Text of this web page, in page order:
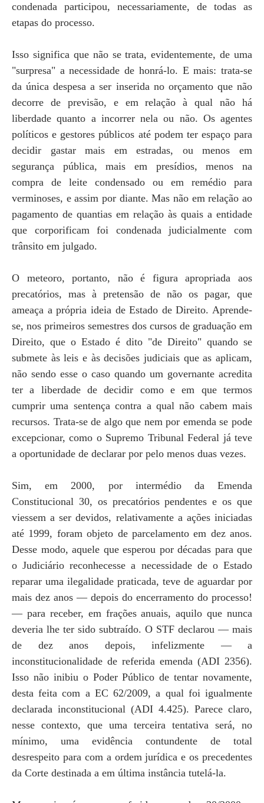
condenada participou, necessariamente, de todas as
etapas do processo.
Isso significa que não se trata, evidentemente, de uma
"surpresa" a necessidade de honrá-lo. E mais: trata-se
da única despesa a ser inserida no orçamento que não
decorre de previsão, e em relação à qual não há
liberdade quanto a incorrer nela ou não. Os agentes
políticos e gestores públicos até podem ter espaço para
decidir gastar mais em estradas, ou menos em
segurança pública, mais em presídios, menos na
compra de leite condensado ou em remédio para
verminoses, e assim por diante. Mas não em relação ao
pagamento de quantias em relação às quais a entidade
que corporificam foi condenada judicialmente com
trânsito em julgado.
O meteoro, portanto, não é figura apropriada aos
precatórios, mas à pretensão de não os pagar, que
ameaça a própria ideia de Estado de Direito. Aprende-
se, nos primeiros semestres dos cursos de graduação em
Direito, que o Estado é dito "de Direito" quando se
submete às leis e às decisões judiciais que as aplicam,
não sendo esse o caso quando um governante acredita
ter a liberdade de decidir como e em que termos
cumprir uma sentença contra a qual não cabem mais
recursos. Trata-se de algo que nem por emenda se pode
excepcionar, como o Supremo Tribunal Federal já teve
a oportunidade de declarar por pelo menos duas vezes.
Sim, em 2000, por intermédio da Emenda
Constitucional 30, os precatórios pendentes e os que
viessem a ser devidos, relativamente a ações iniciadas
até 1999, foram objeto de parcelamento em dez anos.
Desse modo, aquele que esperou por décadas para que
o Judiciário reconhecesse a necessidade de o Estado
reparar uma ilegalidade praticada, teve de aguardar por
mais dez anos — depois do encerramento do processo!
— para receber, em frações anuais, aquilo que nunca
deveria lhe ter sido subtraído. O STF declarou — mais
de dez anos depois, infelizmente — a
inconstitucionalidade de referida emenda (ADI 2356).
Isso não inibiu o Poder Público de tentar novamente,
desta feita com a EC 62/2009, a qual foi igualmente
declarada inconstitucional (ADI 4.425). Parece claro,
nesse contexto, que uma terceira tentativa será, no
mínimo, uma evidência contundente de total
desrespeito para com a ordem jurídica e os precedentes
da Corte destinada a em última instância tutelá-la.